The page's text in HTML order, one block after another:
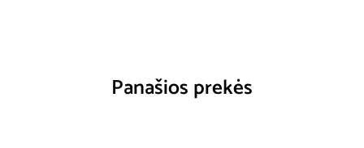
Panašios prekės